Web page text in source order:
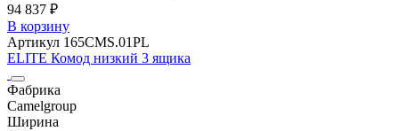
94 837 ₽
В корзину
Артикул 165CMS.01PL
ELITE Комод низкий 3 ящика
Фабрика
Camelgroup
Ширина